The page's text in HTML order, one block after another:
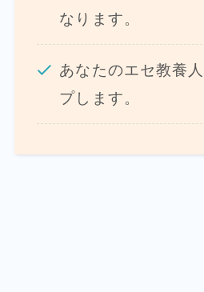
なります。
あなたのエセ教養
プします。